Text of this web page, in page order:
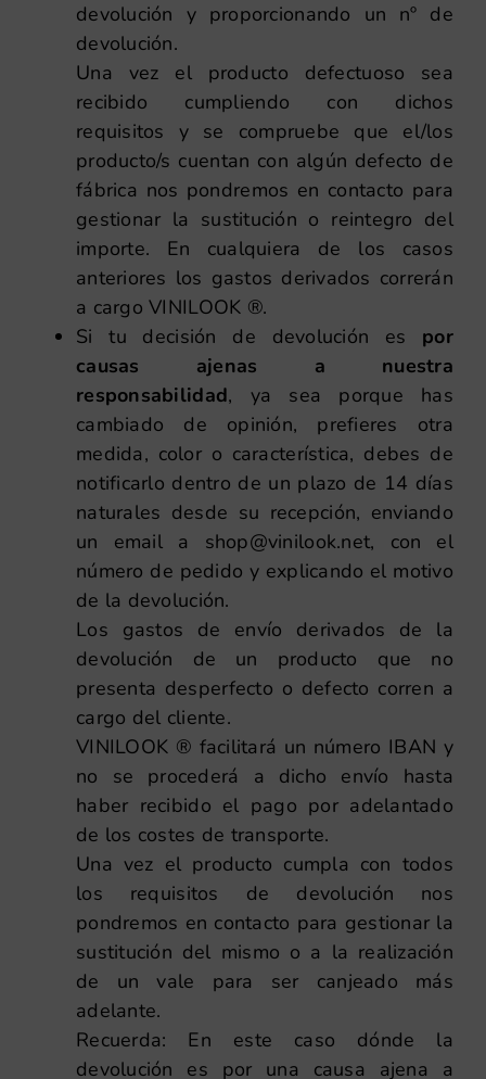
devolución y proporcionando un nº de
devolución.
Una vez el producto defectuoso sea
recibido cumpliendo con dichos
requisitos y se compruebe que el/los
producto/s cuentan con algún defecto de
fábrica nos pondremos en contacto para
gestionar la sustitución o reintegro del
importe. En cualquiera de los casos
anteriores los gastos derivados correrán
a cargo VINILOOK ®.
Si tu decisión de devolución es por
causas ajenas a nuestra
responsabilidad, ya sea porque has
cambiado de opinión, prefieres otra
medida, color o característica, debes de
notificarlo dentro de un plazo de 14 días
naturales desde su recepción, enviando
un email a shop@vinilook.net, con el
número de pedido y explicando el motivo
de la devolución.
Los gastos de envío derivados de la
devolución de un producto que no
presenta desperfecto o defecto corren a
cargo del cliente.
VINILOOK ® facilitará un número IBAN y
no se procederá a dicho envío hasta
haber recibido el pago por adelantado
de los costes de transporte.
Una vez el producto cumpla con todos
los requisitos de devolución nos
pondremos en contacto para gestionar la
sustitución del mismo o a la realización
de un vale para ser canjeado más
adelante.
Recuerda: En este caso dónde la
devolución es por una causa ajena a